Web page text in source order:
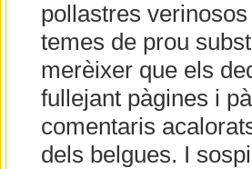
pollastres
temes de prou
merèixer que els
fullejant pàgines i
comentaris
dels belgues. I